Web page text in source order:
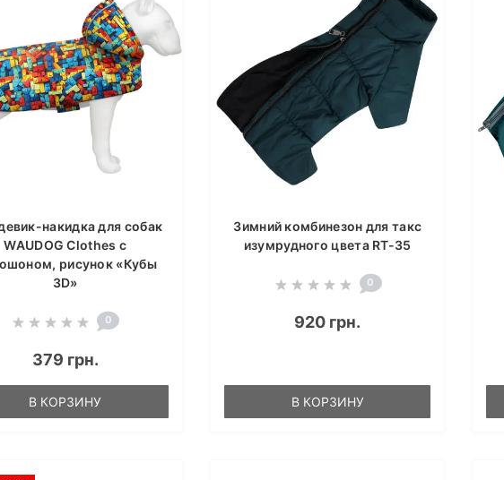
накидка для собак
WAUDOG Clothes с
рисунок «Кубы
3D»
0
379 грн.
В КОРЗИНУ
Зимний комбинезон для такс
изумрудного цвета RT-35
0
920 грн.
В КОРЗИНУ